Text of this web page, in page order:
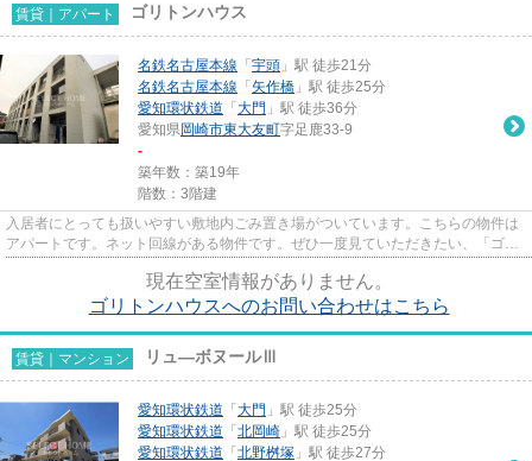
賃貸｜アパート ゴリトンハウス
名鉄名古屋本線 「 宇頭 」駅 徒歩21分
名鉄名古屋本線 「 矢作橋 」駅 徒歩25分
愛知環状鉄道 「 大門 」駅 徒歩36分
愛知県岡崎市東大友町字足鹿33-9
-
築年数：築19年
階数：3階建
入居者にとっても扱いやすい敷地内ごみ置き場がついています。こちらの物件は
アパートです。ネット回線がある物件です。ぜひ一度見ていただきたい、「ゴリ
現在空室情報がありません。
ゴリトンハウスへのお問い合わせはこちら
賃貸｜マンション リュ―ボヌールⅢ
愛知環状鉄道 「 大門 」駅 徒歩25分
愛知環状鉄道 「 北岡崎 」駅 徒歩25分
愛知環状鉄道 「 北野桝塚 」駅 徒歩27分